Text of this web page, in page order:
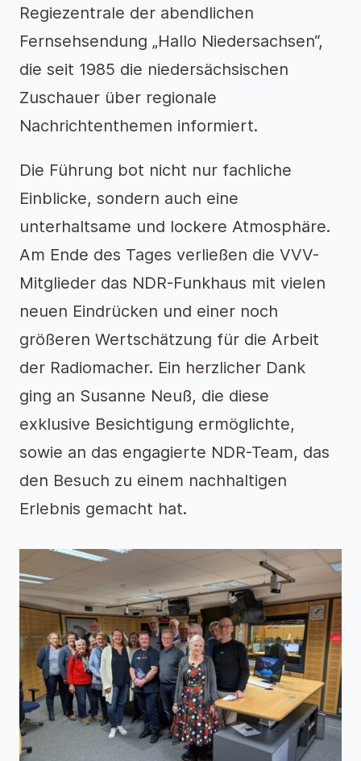
Regiezentrale der abendlichen
Fernsehsendung „Hallo Niedersachsen“,
die seit 1985 die niedersächsischen
Zuschauer über regionale
Nachrichtenthemen informiert.
Die Führung bot nicht nur fachliche
Einblicke, sondern auch eine
unterhaltsame und lockere Atmosphäre.
Am Ende des Tages verließen die VVV-
Mitglieder das NDR-Funkhaus mit vielen
neuen Eindrücken und einer noch
größeren Wertschätzung für die Arbeit
der Radiomacher. Ein herzlicher Dank
ging an Susanne Neuß, die diese
exklusive Besichtigung ermöglichte,
sowie an das engagierte NDR-Team, das
den Besuch zu einem nachhaltigen
Erlebnis gemacht hat.